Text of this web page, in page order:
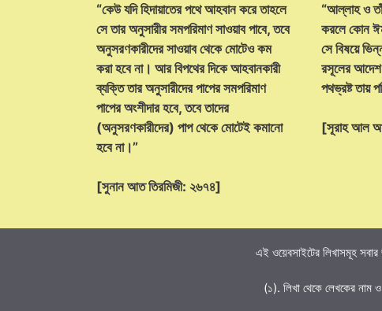
“কেউ যদি হিদায়াতের পথে আহবান করে তাহলে
সে তার অনুসারীর সমপরিমাণ সাওয়াব পাবে, তবে
অনুসরণকারীদের সাওয়াব থেকে মোটেও কম
করা হবে না। আর বিপথের দিকে আহবানকারী
ব্যক্তি তার অনুসারীদের পাপের সমপরিমাণ
পাপের অংশীদার হবে, তবে তাদের
(অনুসরণকারীদের) পাপ থেকে মোটেই কমানো
হবে না।”
[সুনান আত তিরমিজী: ২৬৭৪]
“আল্লাহ ও
করলে কোন
সে বিষয়ে
রসূলের আদেশ
পথভ্রষ্ট তায়
[সূরাহ আল
এই ওয়েবসাইটের লিখাসমূহ
(১). লিখা থেকে লেখকের নাম